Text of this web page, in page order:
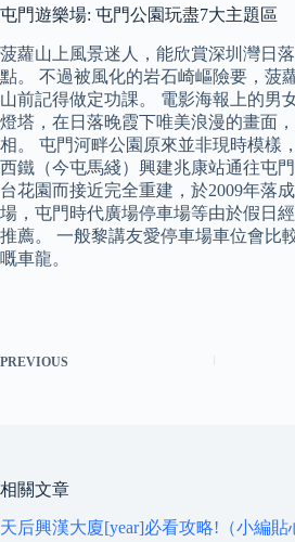
屯門遊樂場: 屯門公園玩盡7大主題區
菠蘿山上風景迷人，能欣賞深圳灣日
點。 不過被風化的岩石崎嶇險要，菠
山前記得做定功課。 電影海報上的男
燈塔，在日落晚霞下唯美浪漫的畫面
相。 屯門河畔公園原來並非現時模樣
西鐵（今屯馬綫）興建兆康站通往屯
台花園而接近完全重建，於2009年落
場，屯門時代廣場停車場等由於假日
推薦。 一般黎講友愛停車場車位會比
嘅車龍。
PREVIOUS
相關文章
天后興漢大廈[year]必看攻略!（小編貼